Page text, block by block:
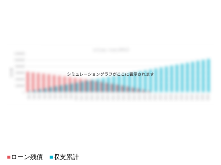
■ローン残債■収支累計